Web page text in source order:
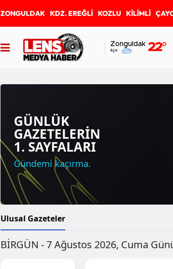
ZONGULDAK KDZ. EREĞLİ KOZLU KİLİMLİ
Zonguldak
Açık 22°
GÜNLÜK
GAZETELERİN
1. SAYFALARI
Gündemi kaçırma.
Ulusal Gazeteler
BİRGÜN - 7 Ağustos 2026, Cuma